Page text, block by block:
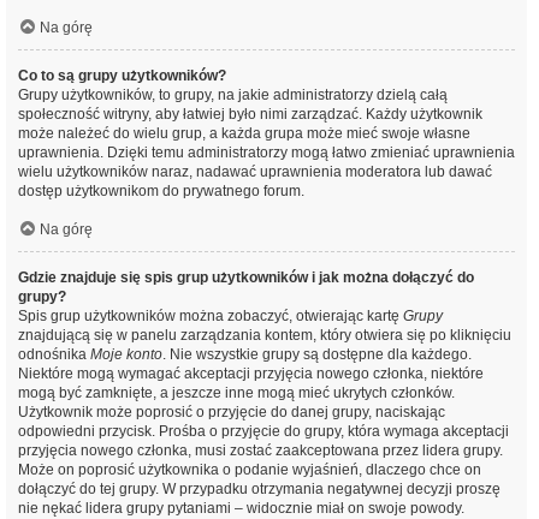
Na górę
Co to są grupy użytkowników?
Grupy użytkowników, to grupy, na jakie administratorzy dzielą całą
społeczność witryny, aby łatwiej było nimi zarządzać. Każdy użytkownik
może należeć do wielu grup, a każda grupa może mieć swoje własne
uprawnienia. Dzięki temu administratorzy mogą łatwo zmieniać uprawnienia
wielu użytkowników naraz, nadawać uprawnienia moderatora lub dawać
dostęp użytkownikom do prywatnego forum.
Na górę
Gdzie znajduje się spis grup użytkowników i jak można dołączyć do
grupy?
Spis grup użytkowników można zobaczyć, otwierając kartę Grupy
znajdującą się w panelu zarządzania kontem, który otwiera się po kliknięciu
odnośnika Moje konto. Nie wszystkie grupy są dostępne dla każdego.
Niektóre mogą wymagać akceptacji przyjęcia nowego członka, niektóre
mogą być zamknięte, a jeszcze inne mogą mieć ukrytych członków.
Użytkownik może poprosić o przyjęcie do danej grupy, naciskając
odpowiedni przycisk. Prośba o przyjęcie do grupy, która wymaga akceptacji
przyjęcia nowego członka, musi zostać zaakceptowana przez lidera grupy.
Może on poprosić użytkownika o podanie wyjaśnień, dlaczego chce on
dołączyć do tej grupy. W przypadku otrzymania negatywnej decyzji proszę
nie nękać lidera grupy pytaniami – widocznie miał on swoje powody.